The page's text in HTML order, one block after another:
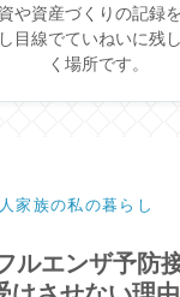
や資産づくりの記録
目線でていねいに残
く場所です。
家族の私の暮らし
ルエンザ予防